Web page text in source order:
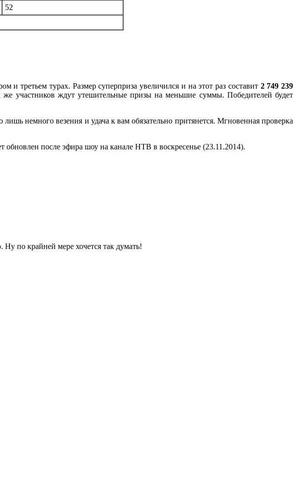
52
третьем турах. Размер суперприза увеличился и на этот раз составит 2 749 239
участников ждут утешительные призы на меньшие суммы. Победителей будет
немного везения и удача к вам обязательно притянется. Мгновенная проверка
обновлен после эфира шоу на канале НТВ в воскресенье (23.11.2014).
по крайней мере хочется так думать!